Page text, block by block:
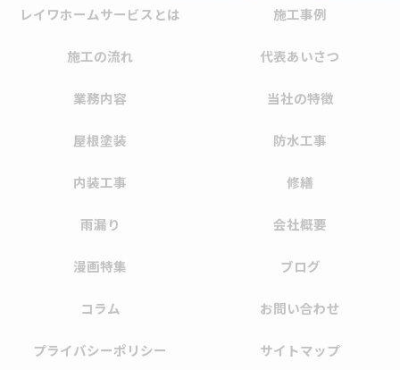
レイワホームサービスとは 施工事例
施工の流れ 代表あいさつ
業務内容 当社の特徴
屋根塗装 防水工事
内装工事 修繕
雨漏り 会社概要
漫画特集 ブログ
コラム お問い合わせ
プライバシーポリシー サイトマップ